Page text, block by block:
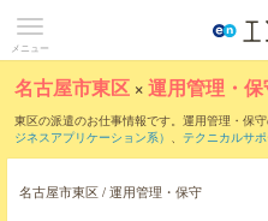
メニュー
名古屋市東区 ×運用管理・保
東区の派遣のお仕事情報です。運用管理・保守
ジネスアプリケーション系） 、 テクニカルサ
などのこだわり条件で絞り込んで
のお仕事とは？とは？
名古屋市東区 / 運用管理・保守